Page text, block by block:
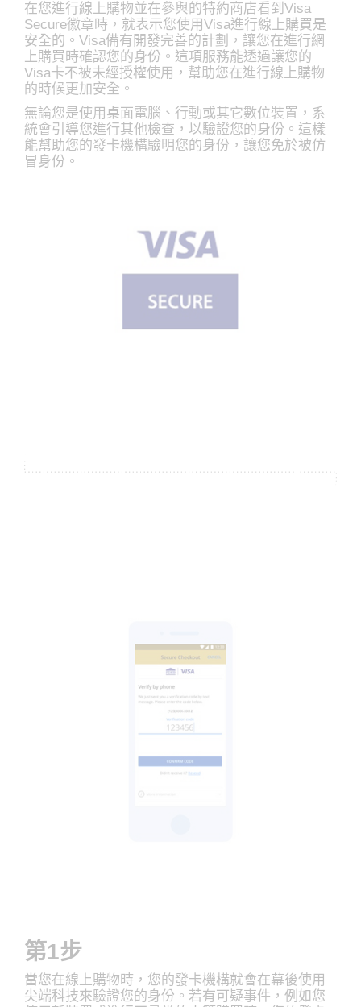
在您進行線上購物並在參與的特約商店看到Visa
Secure徽章時，就表示您使用Visa進行線上購買是
安全的。Visa備有開發完善的計劃，讓您在進行網
上購買時確認您的身份。這項服務能透過讓您的
Visa卡不被未經授權使用，幫助您在進行線上購物
的時候更加安全。
無論您是使用桌面電腦、行動或其它數位裝置，系
統會引導您進行其他檢查，以驗證您的身份。這樣
能幫助您的發卡機構驗明您的身份，讓您免於被仿
冒身份。
第1步
當您在線上購物時，您的發卡機構就會在幕後使用
尖端科技來驗證您的身份。若有可疑事件，例如您